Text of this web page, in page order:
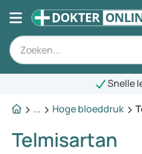
Snelle
...
Hoge bloeddruk
Telmisartan